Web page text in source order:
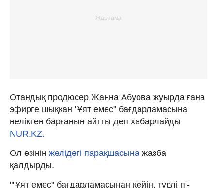
Отандық продюсер Жанна Абуова жуырда ғана
эфирге шыққан "Ұят емес" бағдарламасына
неліктен барғанын айтты деп хабарлайды
NUR.KZ.
Ол өзінің желідегі парақшасына жазба
қалдырды.
""Ұят емес" бағдарлама­сынан кейін, түрлі пі­